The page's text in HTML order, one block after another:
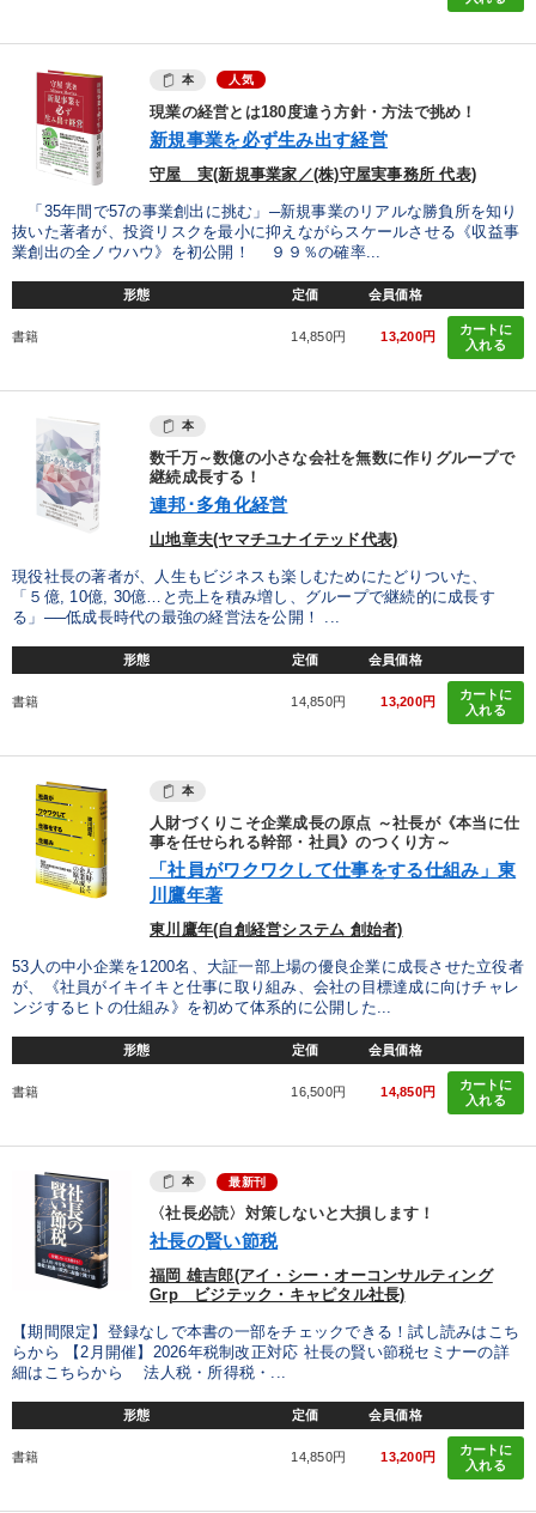
本 人気
現業の経営とは180度違う方針・方法で挑め！
新規事業を必ず生み出す経営
守屋 実(新規事業家／(株)守屋実事務所 代表)
「35年間で57の事業創出に挑む」─新規事業のリアルな勝負所を知り
抜いた著者が、投資リスクを最小に抑えながらスケールさせる《収益事
業創出の全ノウハウ》を初公開！ ９９％の確率...
形態 定価 会員価格
書籍 14,850円 13,200円
カートに
入れる
本
数千万～数億の小さな会社を無数に作りグループで
継続成長する！
連邦･多角化経営
山地章夫(ヤマチユナイテッド代表)
現役社長の著者が、人生もビジネスも楽しむためにたどりついた、
「５億, 10億, 30億…と売上を積み増し、グループで継続的に成長す
る」──低成長時代の最強の経営法を公開！ ...
形態 定価 会員価格
書籍 14,850円 13,200円
カートに
入れる
本
人財づくりこそ企業成長の原点 ～社長が《本当に仕
事を任せられる幹部・社員》のつくり方～
「社員がワクワクして仕事をする仕組み」東
川鷹年著
東川鷹年(自創経営システム 創始者)
53人の中小企業を1200名、大証一部上場の優良企業に成長させた立役者
が、《社員がイキイキと仕事に取り組み、会社の目標達成に向けチャレ
ンジするヒトの仕組み》を初めて体系的に公開した...
形態 定価 会員価格
書籍 16,500円 14,850円
カートに
入れる
本 最新刊
〈社長必読〉対策しないと大損します！
社長の賢い節税
福岡 雄吉郎(アイ・シー・オーコンサルティング
Grp ビジテック・キャピタル社長)
【期間限定】登録なしで本書の一部をチェックできる！試し読みはこち
らから 【2月開催】2026年税制改正対応 社長の賢い節税セミナーの詳
細はこちらから 法人税・所得税・...
形態 定価 会員価格
書籍 14,850円 13,200円
カートに
入れる